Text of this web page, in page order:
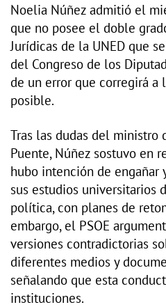
Noelia Núñez admitió el
que no posee el doble
Jurídicas de la UNED que
del Congreso de los
de un error que corregirá a
posible.
Tras las dudas del ministro
Puente, Núñez sostuvo en
hubo intención de engañar
sus estudios universitarios
política, con planes de
embargo, el PSOE
versiones contradictorias
diferentes medios y
señalando que esta
instituciones.